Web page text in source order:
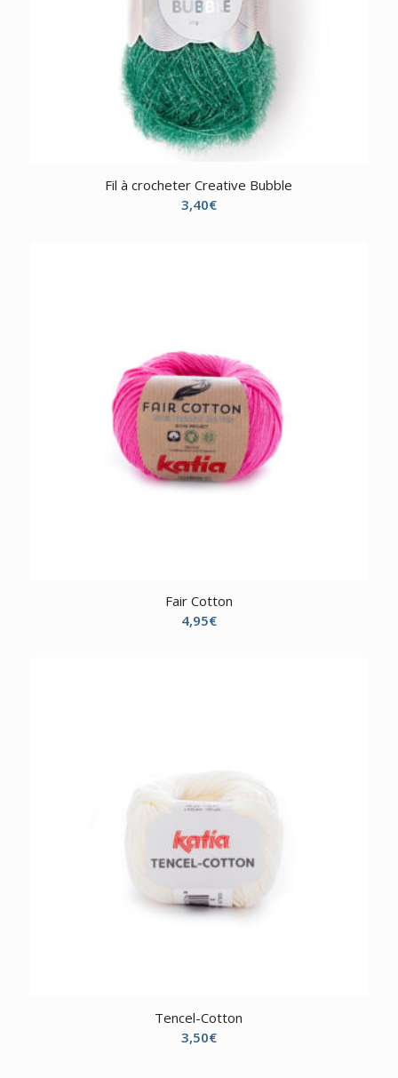
Fil à crocheter Creative Bubble
3,40€
Fair Cotton
4,95€
Tencel-Cotton
3,50€